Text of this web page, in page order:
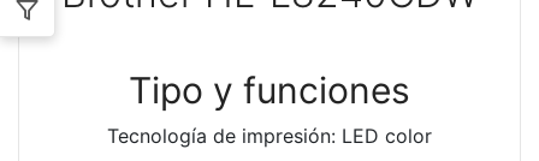
Tipo y funciones
Tecnología de impresión: LED color